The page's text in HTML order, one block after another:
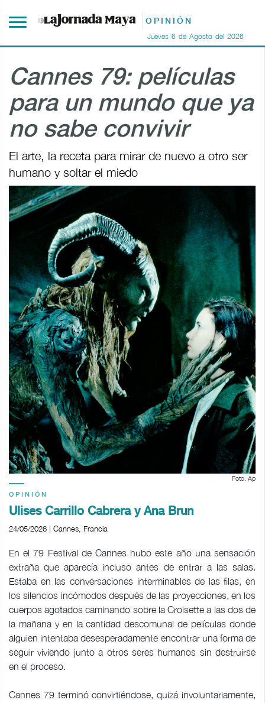
OPINIÓN
Jueves 6 de Agosto del 2026
Cannes 79: películas
para un mundo que ya
no sabe convivir
El arte, la receta para mirar de nuevo a otro ser
humano y soltar el miedo
Foto: Ap
OPINIÓN
Ulises Carrillo Cabrera y Ana Brun
24/05/2026 | Cannes, Francia
En el 79 Festival de Cannes hubo este año una sensación
extraña que aparecía incluso antes de entrar a las salas.
Estaba en las conversaciones interminables de las filas, en
los silencios incómodos después de las proyecciones, en los
cuerpos agotados caminando sobre la Croisette a las dos de
la mañana y en la cantidad descomunal de películas donde
alguien intentaba desesperadamente encontrar una forma de
seguir viviendo junto a otros seres humanos sin destruirse
en el proceso.
Cannes 79 terminó convirtiéndose, quizá involuntariamente,